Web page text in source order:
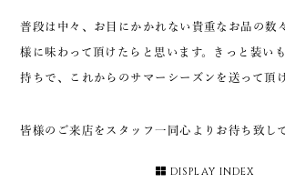
普段は中々、お目にかかれない貴重なお品の数
様に味わって頂けたらと思います。 きっと装い
持ちで、これからのサマーシーズンを送って頂
皆様のご来店をスタッフ一同心よりお待ち致し
DISPLAY INDEX